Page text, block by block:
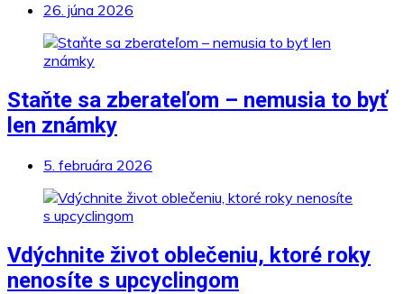
26. júna 2026
Staňte sa zberateľom – nemusia to byť
len známky
5. februára 2026
Vdýchnite život oblečeniu, ktoré roky
nenosíte s upcyclingom